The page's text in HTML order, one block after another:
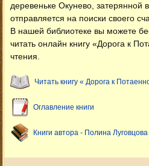
деревеньке Окунево,
отправляется на поиски своего
В нашей библиотеке вы можете
читать онлайн книгу «Дорога к
чтения.
Читать книгу « Дорога к
Оглавление книги
Книги автора - Полина Луговцова